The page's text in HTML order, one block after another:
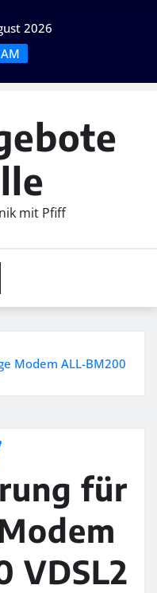
2026
mit Pfiff
Modem ALL-BM200
für
VDSL2